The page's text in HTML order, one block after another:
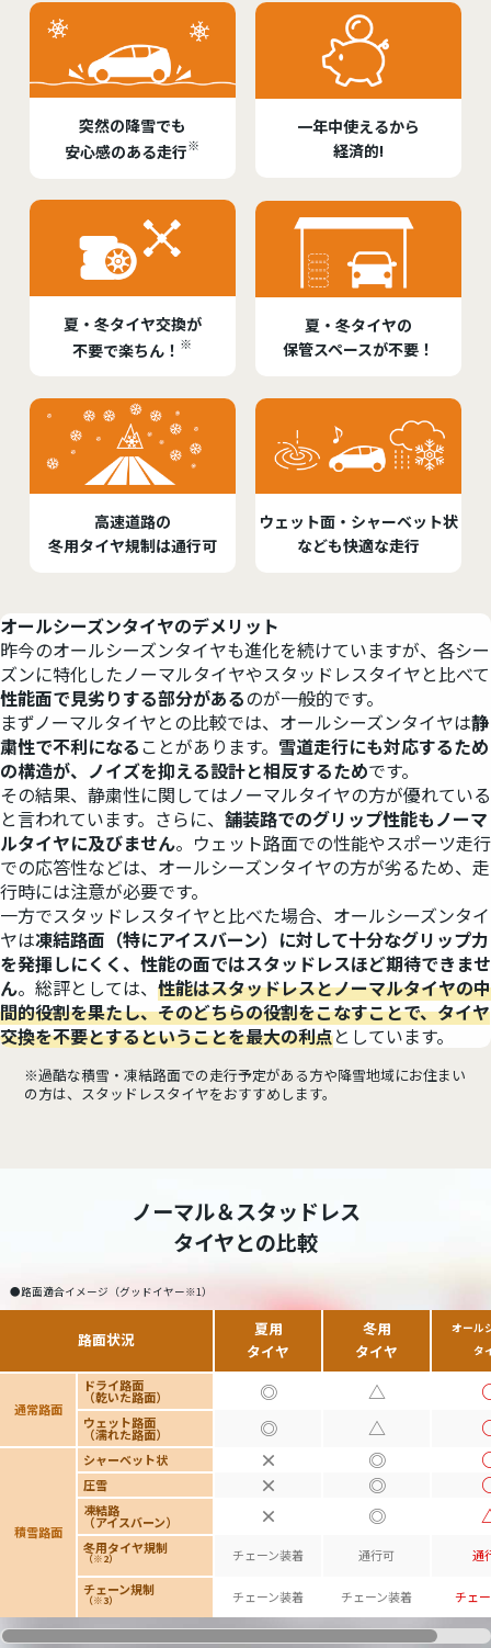
突然の降雪でも
安心感のある走行※
一年中使えるから
経済的!
夏・冬タイヤ交換が
不要で楽ちん！ ※
夏・冬タイヤの
保管スペースが不要！
高速道路の
冬用タイヤ規制は通行可
ウェット面・シャーベット状
なども快適な走行
オールシーズンタイヤのデメリット
昨今のオールシーズンタイヤも進化を続けていますが、各シー
ズンに特化したノーマルタイヤやスタッドレスタイヤと比べて
性能面で見劣りする部分があるのが一般的です。
まずノーマルタイヤとの比較では、オールシーズンタイヤは静
粛性で不利になる ことがあります。 雪道走行にも対応するため
の構造が、ノイズを抑える設計と相反するためです。
その結果、静粛性に関してはノーマルタイヤの方が優れている
と言われています。さらに、 舗装路でのグリップ性能もノーマ
ルタイヤに及びません。ウェット路面での性能やスポーツ走行
での応答性などは、オールシーズンタイヤの方が劣るため、走
行時には注意が必要です。
一方でスタッドレスタイヤと比べた場合、オールシーズンタイ
ヤは凍結路面（特にアイスバーン）に対して十分なグリップ力
を発揮しにくく、性能の面ではスタッドレスほど期待できませ
ん。総評としては、 性能はスタッドレスとノーマルタイヤの中
間的役割を果たし、そのどちらの役割をこなすことで、タイヤ
交換を不要とするということを最大の利点としています。
※過酷な積雪・凍結路面での走行予定がある方や降雪地域にお住まい
の方は、スタッドレスタイヤをおすすめします。
ノーマル＆スタッドレス
タイヤとの比較
●路面適合イメージ（グッドイヤー※1）
路面状況
夏用
タイヤ
冬用
タイヤ
オール
タ
通常路面
ドライ路面
（乾いた路面） ◎ △
ウェット路面
（濡れた路面） ◎ △
積雪路面
シャーベット状 × ◎
圧雪 × ◎
凍結路
（アイスバーン） × ◎
冬用タイヤ規制
（※2） チェーン装着 通行可
通
チェーン規制
（※3） チェーン装着 チェーン装着 チェ